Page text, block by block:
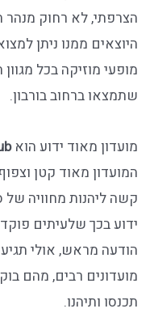
הצרפתי, לא רחוק מנהר
היוצאים ממנו ניתן
מופעי מוזיקה בכל
שתמצאו ברחוב בורבון.
מועדון מאוד ידוע הוא
המועדון מאוד קטן
קשה ליהנות מחוויה
ידוע בכך שלעיתים
הודעה מראש, אולי
מועדונים רבים, מהם
תכנסו ותיהנו.